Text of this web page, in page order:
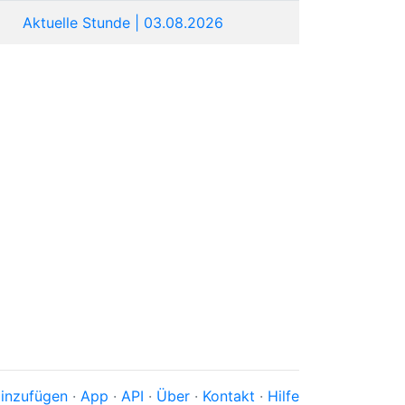
Aktuelle Stunde | 03.08.2026
· App · API · Über · Kontakt · Hilfe